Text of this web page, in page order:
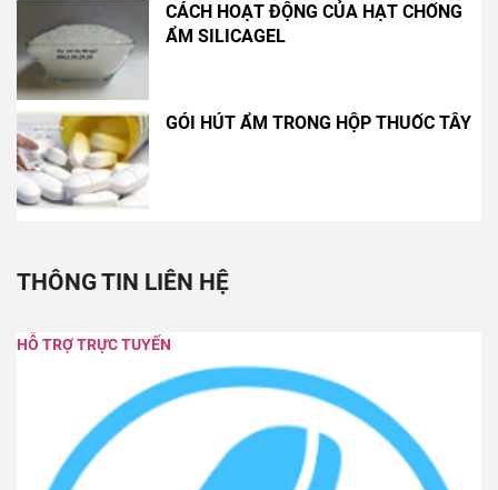
CÁCH HOẠT ĐỘNG CỦA HẠT CHỐNG
ẨM SILICAGEL
GÓI HÚT ẨM TRONG HỘP THUỐC TÂY
THÔNG TIN LIÊN HỆ
HỖ TRỢ TRỰC TUYẾN